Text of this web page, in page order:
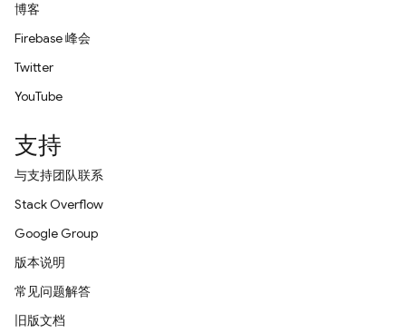
博客
Firebase 峰会
Twitter
YouTube
支持
与支持团队联系
Stack Overflow
Google Group
版本说明
常见问题解答
旧版文档